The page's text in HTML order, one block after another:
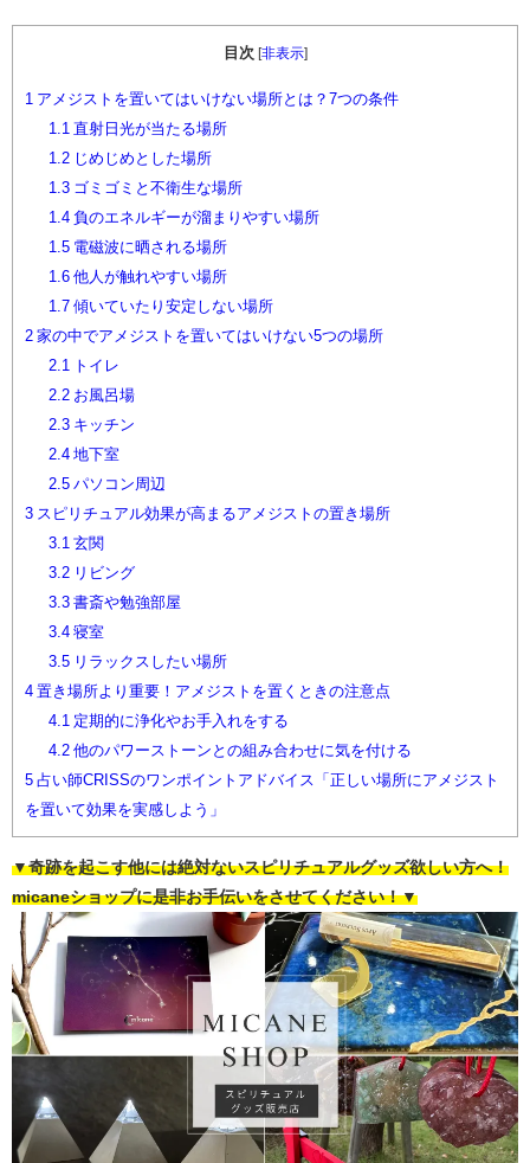
目次 [非表示]
1 アメジストを置いてはいけない場所とは？7つの条件
1.1 直射日光が当たる場所
1.2じめじめとした場所
1.3ゴミゴミと不衛生な場所
1.4負のエネルギーが溜まりやすい場所
1.5電磁波に晒される場所
1.6他人が触れやすい場所
1.7傾いていたり安定しない場所
2 家の中でアメジストを置いてはいけない5つの場所
2.1
トイレ
2.2お風呂場
2.3キッチン
2.4地下室
2.5パソコン周辺
3 スピリチュアル効果が高まるアメジストの置き場所
3.1 玄関
3.2リビング
3.3書斎や勉強部屋
3.4寝室
3.5リラックスしたい場所
4 置き場所より重要！アメジストを置くときの注意点
4.1 定期的に浄化やお手入れをする
4.2他のパワーストーンとの組み合わせに気を付ける
5 占い師CRISSのワンポイントアドバイス「正しい場所にアメジスト
を置いて効果を実感しよう」
▼奇跡を起こす他には絶対ないスピリチュアルグッズ欲しい方へ！
micaneショップに是非お手伝いをさせてください！▼